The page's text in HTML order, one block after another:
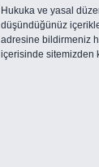
Hukuka ve yasal
düşündüğünüz
adresine bildirmeniz
içerisinde sitemizden